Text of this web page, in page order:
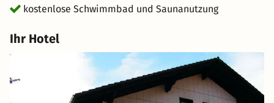
kostenlose Schwimmbad und Saunanutzung
Ihr Hotel